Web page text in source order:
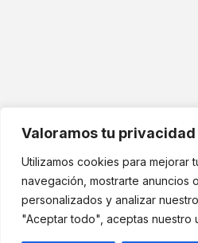
Valoramos tu privacidad
Utilizamos cookies para mejorar
navegación, mostrarte anuncios
personalizados y analizar
"Aceptar todo", aceptas nuestro